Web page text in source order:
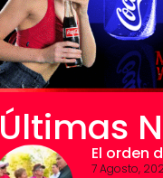
Últimas
El orden
7 Agosto,